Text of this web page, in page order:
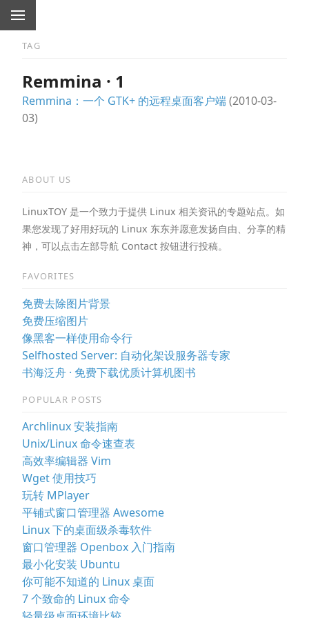
TAG
Remmina · 1
Remmina：一个 GTK+ 的远程桌面客户端(2010-03-
03)
ABOUT US
LinuxTOY 是一个致力于提供 Linux 相关资讯的专题站点。如
果您发现了好用好玩的 Linux 东东并愿意发扬自由、分享的精
神，可以点击左部导航 Contact 按钮进行投稿。
FAVORITES
免费去除图片背景
免费压缩图片
像黑客一样使用命令行
Selfhosted Server: 自动化架设服务器专家
书海泛舟 · 免费下载优质计算机图书
POPULAR POSTS
Archlinux 安装指南
Unix/Linux 命令速查表
高效率编辑器 Vim
Wget 使用技巧
玩转 MPlayer
平铺式窗口管理器 Awesome
Linux 下的桌面级杀毒软件
窗口管理器 Openbox 入门指南
最小化安装 Ubuntu
你可能不知道的 Linux 桌面
7 个致命的 Linux 命令